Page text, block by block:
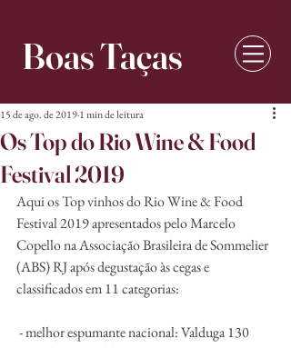
Boas Taças
Os Top do Rio Wine & Food
Festival 2019
15 de ago. de 20191 min de leitura
Aqui os Top vinhos do Rio Wine & Food
Festival 2019 apresentados pelo Marcelo
Copello na Associação Brasileira de Sommelier
(ABS) RJ após degustação às cegas e
classificados em 11 categorias: